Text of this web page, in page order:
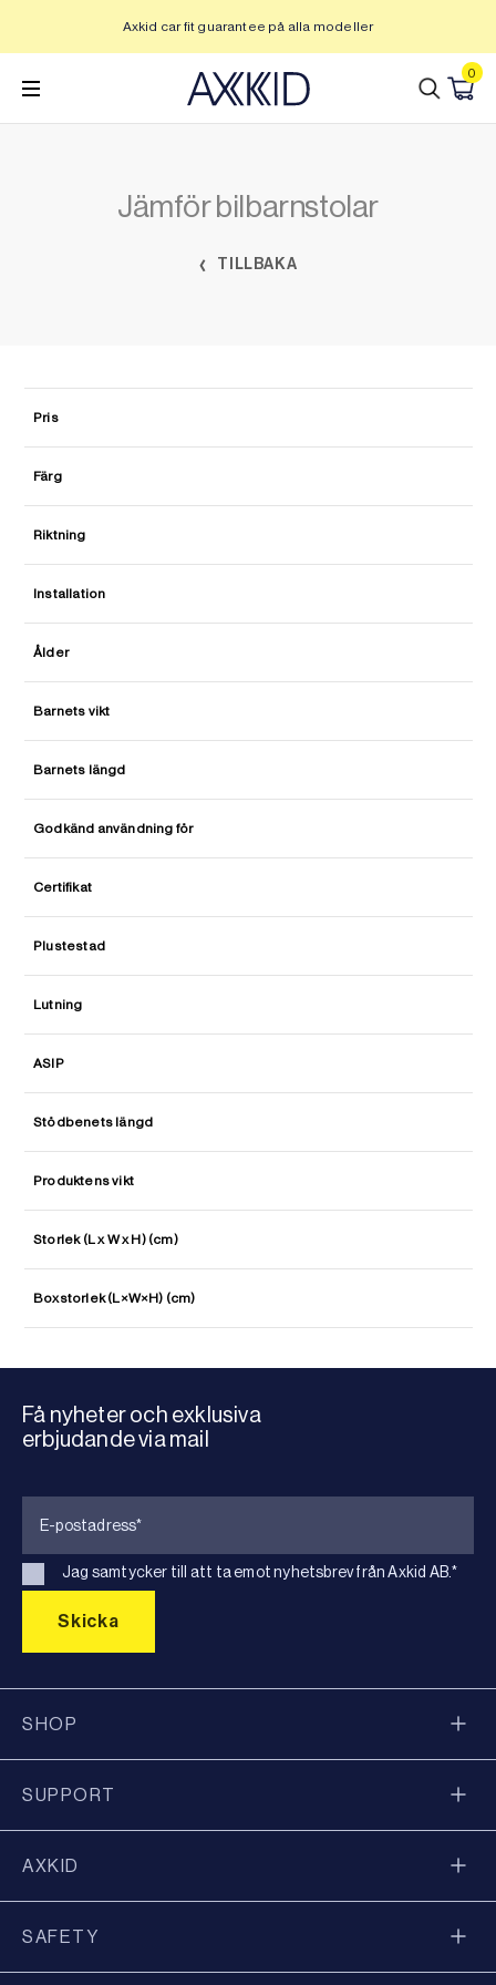
innehåll
Axkid car fit guarantee på alla modeller
0
Jämför bilbarnstolar
TILLBAKA
Pris
Färg
Riktning
Installation
Ålder
Barnets vikt
Barnets längd
Godkänd användning för
Certifikat
Plustestad
Lutning
ASIP
Stödbenets längd
Produktens vikt
Storlek (L x W x H) (cm)
Boxstorlek (L×W×H) (cm)
Få nyheter och exklusiva
erbjudande via mail
Jag samtycker till att ta emot nyhetsbrev från Axkid AB.*
SHOP
SUPPORT
AXKID
SAFETY